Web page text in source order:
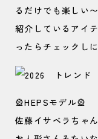
るだけでも楽しい〜
紹介しているアイ
ったらチェックし
🎡HEPSモデル🎡
佐藤イサベラちゃん